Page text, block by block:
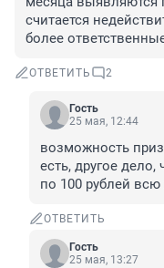
считается
более
ОТВЕТИТЬ 2
Гость
25 мая, 12:44
возможность
есть, другое
по 100 рублей
ОТВЕТИТЬ
Гость
25 мая, 13:27